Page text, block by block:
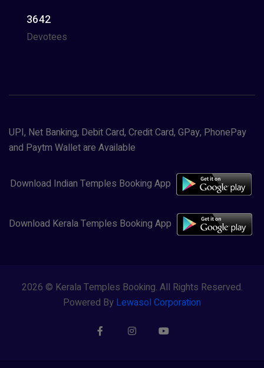
3642
Devotees
UPI, Net Banking, Debit Card, Credit Card, GPay, PhonePay
and Paytm Wallet are Available
Download Indian Temples Booking App
Download Kerala Temples Booking App
2026 © Kerala Temples Booking. All Rights Reserved.
Powered By Lewasol Corporation